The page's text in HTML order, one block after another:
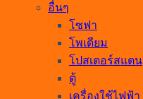
อื่นๆ
โซฟา
โพเดียม
โปสเตอร์สแตน
ตู้
เครื่องใช้ไฟฟ้า